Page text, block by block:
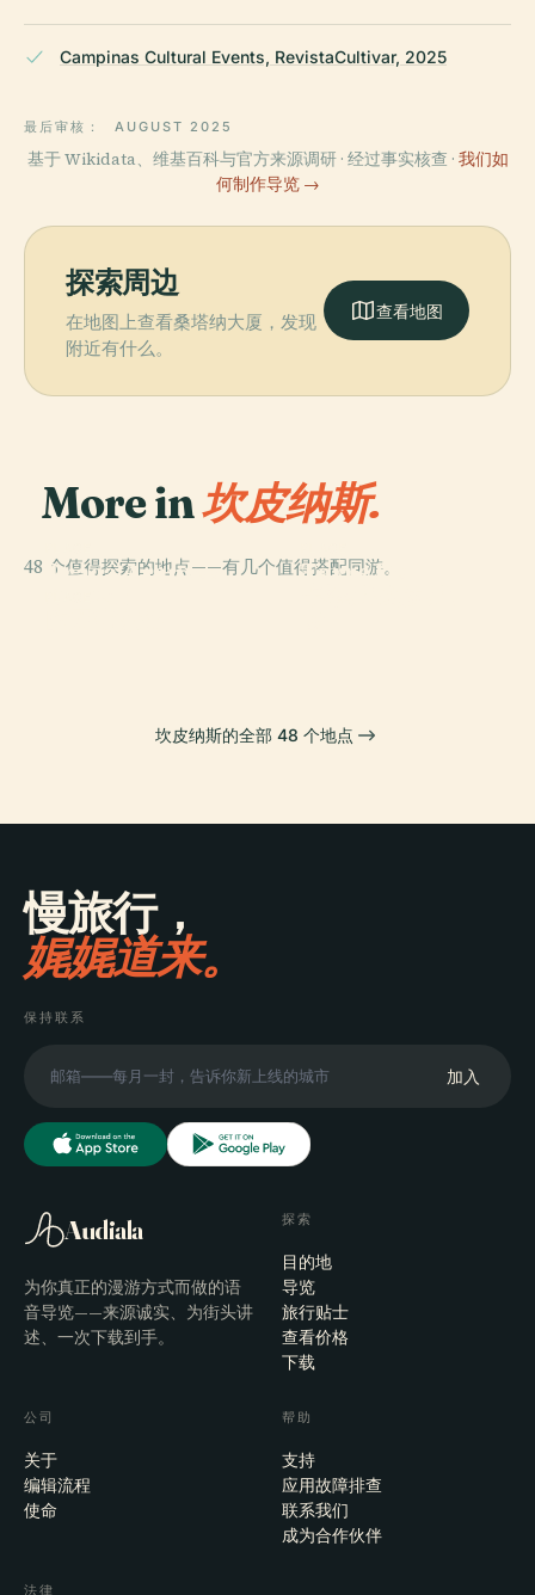
Campinas Cultural Events, RevistaCultivar, 2025
最后审核： AUGUST 2025
基于 Wikidata、维基百科与官方来源调研 · 经过事实核查 · 我们如
何制作导览 →
探索周边
在地图上查看桑塔纳大厦，发现
附近有什么。
查看地图
More in坎皮纳斯.
48 个值得探索的地点——有几个值得搭配同游。
Praça Arautos
Torre Do
PLACE
坎皮纳斯的全部 48 个地点
慢旅行，
娓娓道来。
保持联系
加入
Audiala
为你真正的漫游方式而做的语
音导览——来源诚实、为街头讲
述、一次下载到手。
探索
目的地
导览
旅行贴士
查看价格
下载
公司
关于
编辑流程
使命
帮助
支持
应用故障排查
联系我们
成为合作伙伴
法律